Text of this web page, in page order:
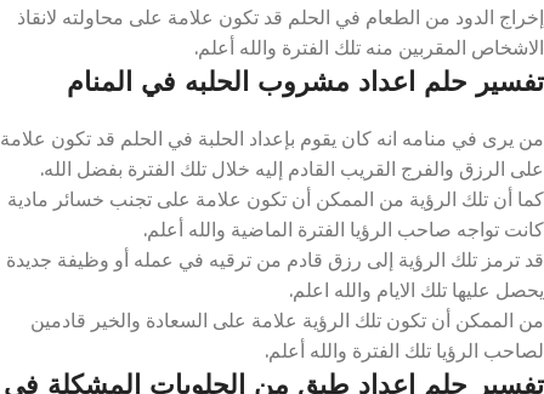
إخراج الدود من الطعام في الحلم قد تكون علامة على محاولته لانقاذ
الاشخاص المقربين منه تلك الفترة والله أعلم.
تفسير حلم اعداد مشروب الحلبه في المنام
من يرى في منامه انه كان يقوم بإعداد الحلبة في الحلم قد تكون علامة
على الرزق والفرج القريب القادم إليه خلال تلك الفترة بفضل الله.
كما أن تلك الرؤية من الممكن أن تكون علامة على تجنب خسائر مادية
كانت تواجه صاحب الرؤيا الفترة الماضية والله أعلم.
قد ترمز تلك الرؤية إلى رزق قادم من ترقيه في عمله أو وظيفة جديدة
يحصل عليها تلك الايام والله اعلم.
من الممكن أن تكون تلك الرؤية علامة على السعادة والخير قادمين
لصاحب الرؤيا تلك الفترة والله أعلم.
تفسير حلم إعداد طبق من الحلويات المشكلة في